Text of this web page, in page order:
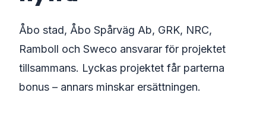
Åbo stad, Åbo Spårväg Ab, GRK, NRC,
Ramboll och Sweco ansvarar för projektet
tillsammans. Lyckas projektet får parterna
bonus – annars minskar ersättningen.